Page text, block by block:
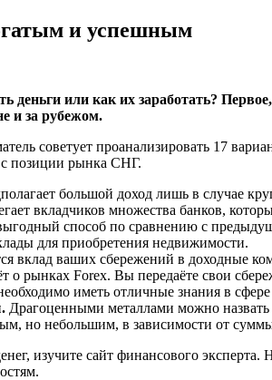
и успешным
деньги или как их заработать?
и за рубежом.
советует проанализировать 17
с позиции рынка СНГ.
большой доход лишь в случае
вкладчиков множества банков,
способ по сравнению с
для приобретения недвижимости.
вклад ваших сбережений в доходные
о рынках Forex. Вы передаёте свои
иметь отличные знания в
Драгоценными металлами можно назвать
но небольшим, в зависимости от
изучите сайт финансового